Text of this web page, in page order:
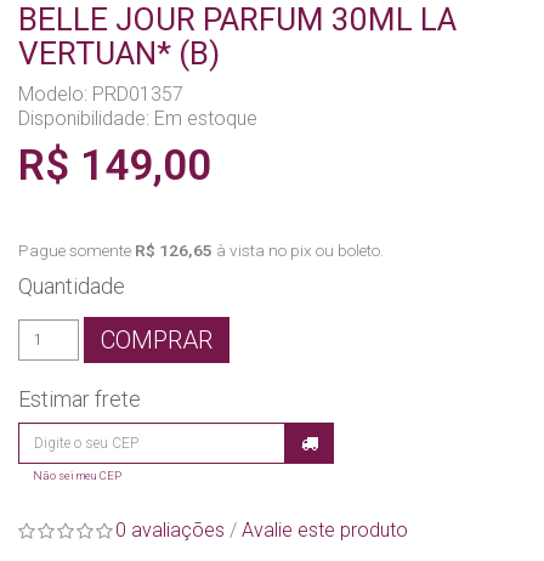
BELLE JOUR PARFUM 30ML LA
VERTUAN* (B)
Modelo: PRD01357
Disponibilidade: Em estoque
R$ 149,00
Pague somente R$ 126,65 à vista no pix ou boleto.
Quantidade
COMPRAR
Estimar frete
Não sei meu CEP
0 avaliações / Avalie este produto